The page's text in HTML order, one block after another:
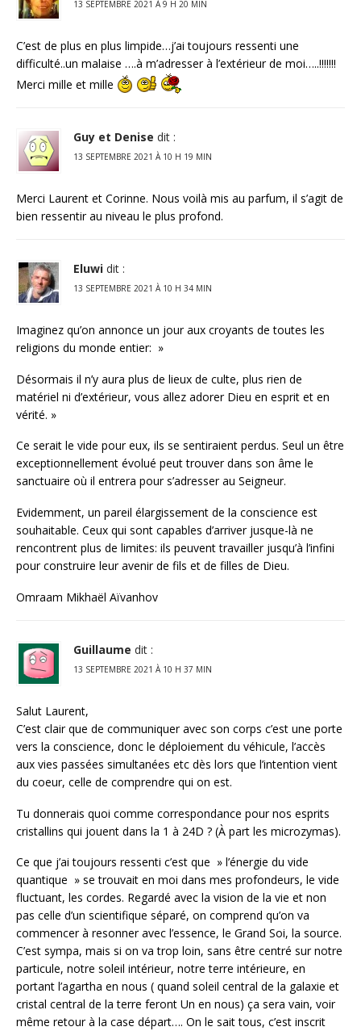
13 SEPTEMBRE 2021 À 9 H 20 MIN
C’est de plus en plus limpide…j’ai toujours ressenti une
difficulté..un malaise ….à m’adresser à l’extérieur de moi…..!!!!!!!
Merci mille et mille
Guy et Denise dit :
13 SEPTEMBRE 2021 À 10 H 19 MIN
Merci Laurent et Corinne. Nous voilà mis au parfum, il s’agit de
bien ressentir au niveau le plus profond.
Eluwi dit :
13 SEPTEMBRE 2021 À 10 H 34 MIN
Imaginez qu’on annonce un jour aux croyants de toutes les
religions du monde entier: »
Désormais il n’y aura plus de lieux de culte, plus rien de
matériel ni d’extérieur, vous allez adorer Dieu en esprit et en
vérité. »
Ce serait le vide pour eux, ils se sentiraient perdus. Seul un être
exceptionnellement évolué peut trouver dans son âme le
sanctuaire où il entrera pour s’adresser au Seigneur.
Evidemment, un pareil élargissement de la conscience est
souhaitable. Ceux qui sont capables d’arriver jusque-là ne
rencontrent plus de limites: ils peuvent travailler jusqu’à l’infini
pour construire leur avenir de fils et de filles de Dieu.
Omraam Mikhaël Aïvanhov
Guillaume dit :
13 SEPTEMBRE 2021 À 10 H 37 MIN
Salut Laurent,
C’est clair que de communiquer avec son corps c’est une porte
vers la conscience, donc le déploiement du véhicule, l’accès
aux vies passées simultanées etc dès lors que l’intention vient
du coeur, celle de comprendre qui on est.
Tu donnerais quoi comme correspondance pour nos esprits
cristallins qui jouent dans la 1 à 24D ? (À part les microzymas).
Ce que j’ai toujours ressenti c’est que » l’énergie du vide
quantique » se trouvait en moi dans mes profondeurs, le vide
fluctuant, les cordes. Regardé avec la vision de la vie et non
pas celle d’un scientifique séparé, on comprend qu’on va
commencer à resonner avec l’essence, le Grand Soi, la source.
C’est sympa, mais si on va trop loin, sans être centré sur notre
particule, notre soleil intérieur, notre terre intérieure, en
portant l’agartha en nous ( quand soleil central de la galaxie et
cristal central de la terre feront Un en nous) ça sera vain, voir
même retour à la case départ…. On le sait tous, c’est inscrit